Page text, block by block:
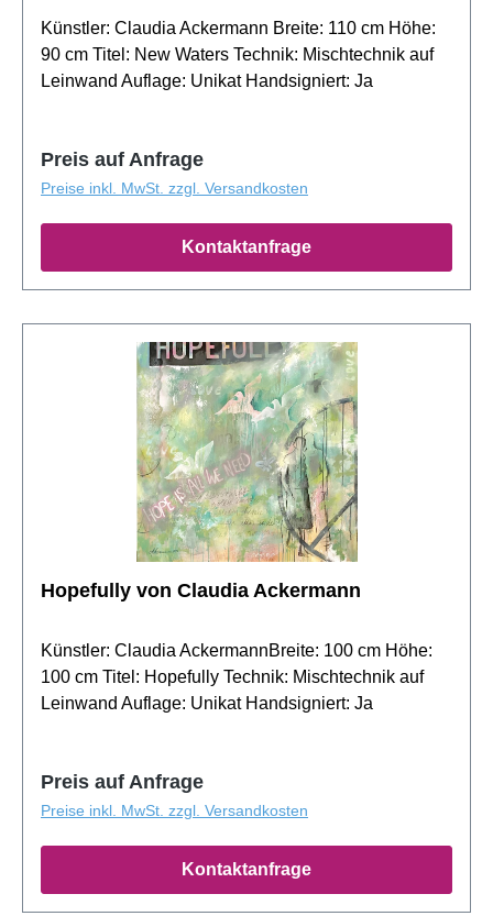
Künstler: Claudia Ackermann Breite: 110 cm Höhe:
90 cm Titel: New Waters Technik: Mischtechnik auf
Leinwand Auflage: Unikat Handsigniert: Ja
Preis auf Anfrage
Preise inkl. MwSt. zzgl. Versandkosten
Kontaktanfrage
Hopefully von Claudia Ackermann
Künstler: Claudia AckermannBreite: 100 cm Höhe:
100 cm Titel: Hopefully Technik: Mischtechnik auf
Leinwand Auflage: Unikat Handsigniert: Ja
Preis auf Anfrage
Preise inkl. MwSt. zzgl. Versandkosten
Kontaktanfrage